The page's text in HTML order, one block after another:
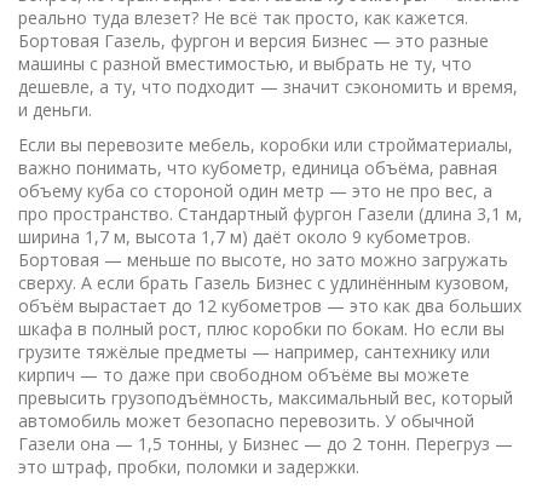
реально туда влезет? Не всё так просто, как кажется.
Бортовая Газель, фургон и версия Бизнес — это разные
машины с разной вместимостью, и выбрать не ту, что
дешевле, а ту, что подходит — значит сэкономить и время,
и деньги.
Если вы перевозите мебель, коробки или стройматериалы,
важно понимать, что кубометр, единица объёма, равная
объему куба со стороной один метр — это не про вес, а
про пространство. Стандартный фургон Газели (длина 3,1 м,
ширина 1,7 м, высота 1,7 м) даёт около 9 кубометров.
Бортовая — меньше по высоте, но зато можно загружать
сверху. А если брать Газель Бизнес с удлинённым кузовом,
объём вырастает до 12 кубометров — это как два больших
шкафа в полный рост, плюс коробки по бокам. Но если вы
грузите тяжёлые предметы — например, сантехнику или
кирпич — то даже при свободном объёме вы можете
превысить грузоподъёмность, максимальный вес, который
автомобиль может безопасно перевозить. У обычной
Газели она — 1,5 тонны, у Бизнес — до 2 тонн. Перегруз —
это штраф, пробки, поломки и задержки.